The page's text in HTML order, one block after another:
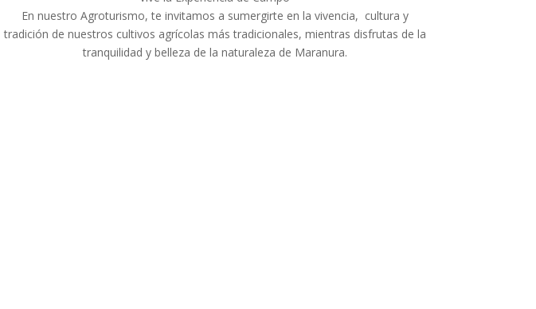
En nuestro Agroturismo, te invitamos a sumergirte en la vivencia, cultura y
tradición de nuestros cultivos agrícolas más tradicionales, mientras disfrutas de la
tranquilidad y belleza de la naturaleza de Maranura.